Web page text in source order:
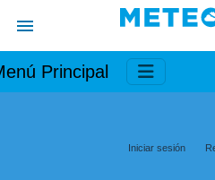
Principal
Iniciar sesión